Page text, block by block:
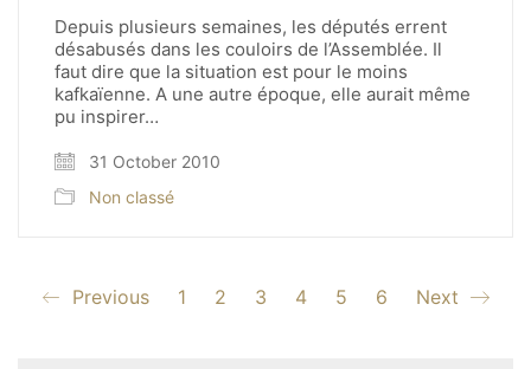
Depuis plusieurs semaines, les députés errent
désabusés dans les couloirs de l’Assemblée. Il
faut dire que la situation est pour le moins
kafkaïenne. A une autre époque, elle aurait même
pu inspirer…
31 October 2010
Non classé
Previous 1 2 3 4 5 6 Next